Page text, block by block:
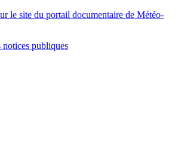
le site du portail documentaire de Météo-
notices publiques